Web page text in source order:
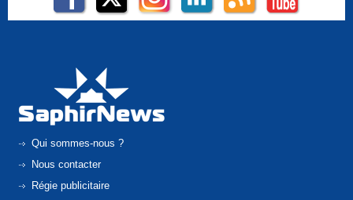
Qui sommes-nous ?
Nous contacter
Régie publicitaire